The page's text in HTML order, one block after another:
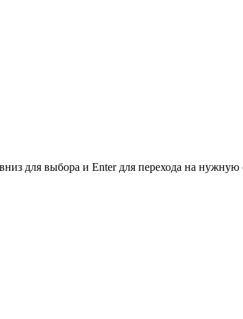
для выбора и Enter для перехода на